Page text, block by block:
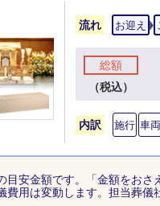
流れ お迎え
総額
（税込）
内訳 施行 車両
安金額です。「金額をおさ
用は変動します。担当葬儀